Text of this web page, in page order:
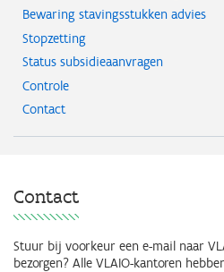
Bewaring stavingsstukken advies
Stopzetting
Status subsidieaanvragen
Controle
Contact
Contact
Stuur bij voorkeur een e-mail naar
bezorgen? Alle VLAIO-kantoren